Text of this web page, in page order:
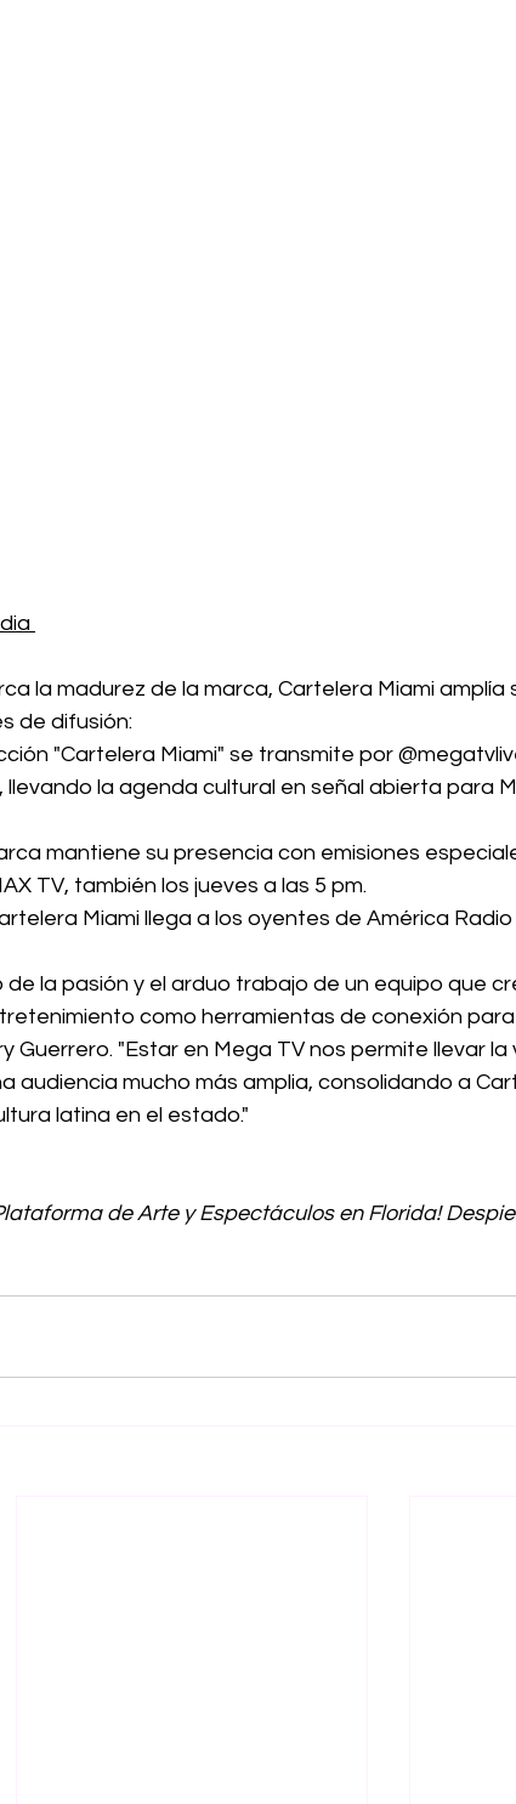
la madurez de la marca, Cartelera Miami amplía
de difusión:
"Cartelera Miami" se transmite por
llevando la agenda cultural en señal abierta para
mantiene su presencia con emisiones
TV, también los jueves a las 5 pm.
Miami llega a los oyentes de América
la pasión y el arduo trabajo de un equipo que
como herramientas de conexión
Guerrero. "Estar en Mega TV nos permite llevar la
audiencia mucho más amplia, consolidando a
latina en el estado."
Plataforma de Arte y Espectáculos en Florida!